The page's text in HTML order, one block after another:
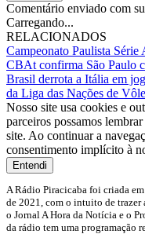
Comentário enviado com
Carregando...
RELACIONADOS
Campeonato Paulista Série
CBAt confirma São Paulo
Brasil derrota a Itália em
da Liga das Nações de
Nosso site usa cookies e
parceiros possamos
site. Ao continuar a
consentimento implícito à
Entendi
A Rádio Piracicaba foi criada
de 2021, com o intuito de trazer
o Jornal A Hora da Notícia e o
da rádio tem uma programação